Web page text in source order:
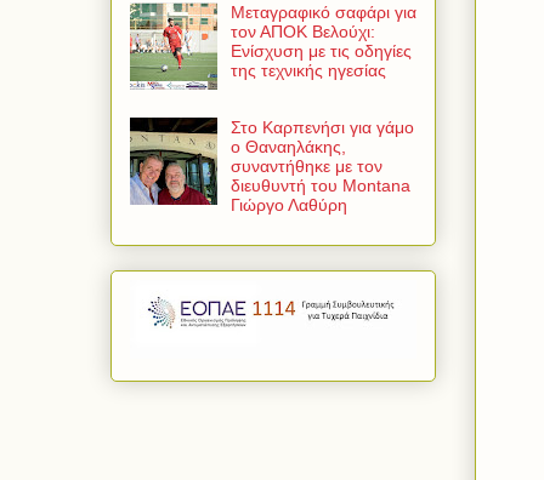
Μεταγραφικό σαφάρι για
τον ΑΠΟΚ Βελούχι:
Ενίσχυση με τις οδηγίες
της τεχνικής ηγεσίας
Στο Καρπενήσι για γάμο
ο Θαναηλάκης,
συναντήθηκε με τον
διευθυντή του Montana
Γιώργο Λαθύρη